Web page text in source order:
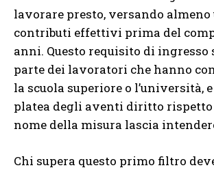
lavorare presto, versando
contributi effettivi prima del
anni. Questo requisito di ingresso
parte dei lavoratori che hanno
la scuola superiore o l’università,
platea degli aventi diritto rispetto
nome della misura lascia
Chi supera questo primo filtro